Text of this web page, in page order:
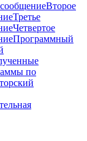
Второе
Третье
Четвертое
Программный
по